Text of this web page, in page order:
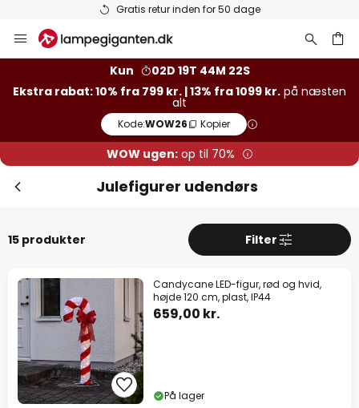
Gratis retur inden for 50 dage
to
Kun
02D 19T 44M 21S
Ekstra rabat: 10% fra 799 kr. | 13% fra 1099 kr. på næsten
alt
Kode:WOW26 Kopier
WOW ugen:op til 70%
Julefigurer udendørs
15 produkter Filter
Candycane LED-figur, rød og hvid,
højde 120 cm, plast, IP44
659,00 kr.
På lager